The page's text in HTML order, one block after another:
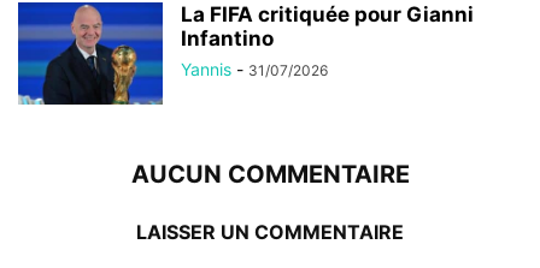
La FIFA critiquée pour Gianni
Infantino
Yannis - 31/07/2026
AUCUN COMMENTAIRE
LAISSER UN COMMENTAIRE